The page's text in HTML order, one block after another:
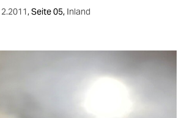
,Seite 05, Inland